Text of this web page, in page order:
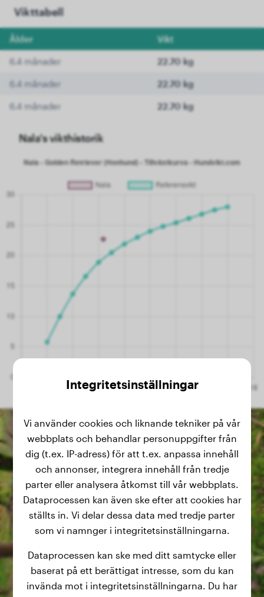
Vikttabell
Ålder Vikt
6.4 månader 22.70 kg
6.4 månader 22.70 kg
6.4 månader 22.70 kg
Nala's vikthistorik
Integritetsinställningar
Vi använder cookies och liknande tekniker på vår
webbplats och behandlar personuppgifter från
dig (t.ex. IP-adress) för att t.ex. anpassa innehåll
och annonser, integrera innehåll från tredje
parter eller analysera åtkomst till vår webbplats.
Dataprocessen kan även ske efter att cookies har
ställts in. Vi delar dessa data med tredje parter
som vi namnger i integritetsinställningarna.
Dataprocessen kan ske med ditt samtycke eller
baserat på ett berättigat intresse, som du kan
invända mot i integritetsinställningarna. Du har